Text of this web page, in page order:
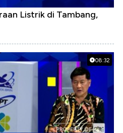
Listrik di Tambang,
08:32